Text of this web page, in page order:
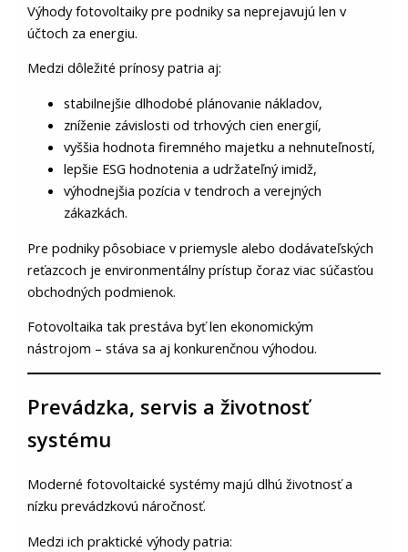
Výhody fotovoltaiky pre podniky sa neprejavujú len v
účtoch za energiu.
Medzi dôležité prínosy patria aj:
stabilnejšie dlhodobé plánovanie nákladov,
zníženie závislosti od trhových cien energií,
vyššia hodnota firemného majetku a nehnuteľností,
lepšie ESG hodnotenia a udržateľný imidž,
výhodnejšia pozícia v tendroch a verejných
zákazkách.
Pre podniky pôsobiace v priemysle alebo dodávateľských
reťazcoch je environmentálny prístup čoraz viac súčasťou
obchodných podmienok.
Fotovoltaika tak prestáva byť len ekonomickým
nástrojom – stáva sa aj konkurenčnou výhodou.
Prevádzka, servis a životnosť
systému
Moderné fotovoltaické systémy majú dlhú životnosť a
nízku prevádzkovú náročnosť.
Medzi ich praktické výhody patria: